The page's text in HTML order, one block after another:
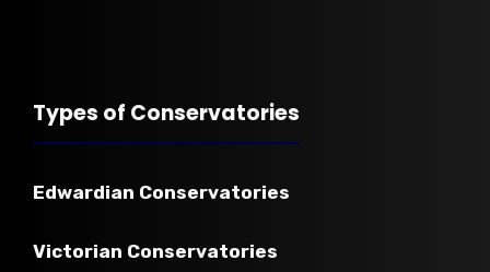
Types of Conservatories
Edwardian Conservatories
Victorian Conservatories